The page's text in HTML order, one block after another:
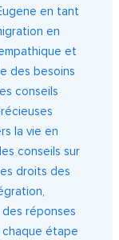
en tant
en
et
des besoins
conseils
la vie en
conseils sur
droits des
réponses
étape